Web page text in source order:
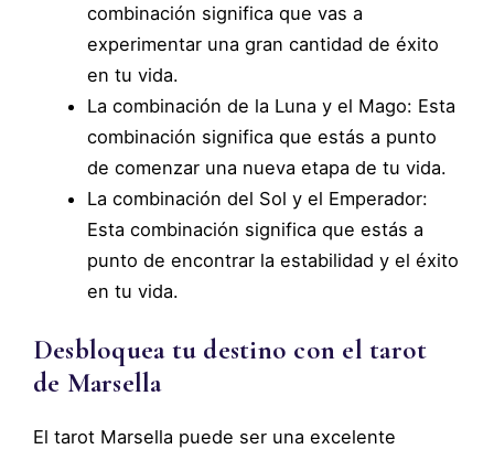
combinación significa que vas a
experimentar una gran cantidad de éxito
en tu vida.
La combinación de la Luna y el Mago: Esta
combinación significa que estás a punto
de comenzar una nueva etapa de tu vida.
La combinación del Sol y el Emperador:
Esta combinación significa que estás a
punto de encontrar la estabilidad y el éxito
en tu vida.
Desbloquea tu destino con el tarot
de Marsella
El tarot Marsella puede ser una excelente